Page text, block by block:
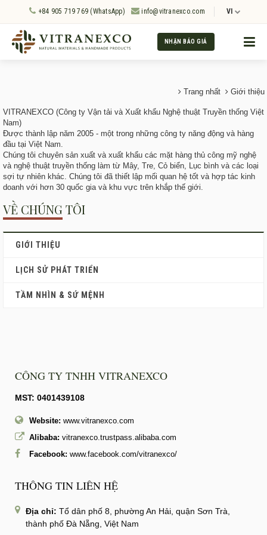
+84 905 719 769 (WhatsApp) info@vitranexco.com VI
NHẬN BÁO GIÁ
Trang nhất Giới thiệu
VITRANEXCO (Công ty Vận tải và Xuất khẩu Nghệ thuật Truyền thống Việt
Nam)
Được thành lập năm 2005 - một trong những công ty năng động và hàng
đầu tại Việt Nam.
Chúng tôi chuyên sản xuất và xuất khẩu các mặt hàng thủ công mỹ nghệ
và nghệ thuật truyền thống làm từ Mây, Tre, Cỏ biển, Lục bình và các loại
sợi tự nhiên khác. Chúng tôi đã thiết lập mối quan hệ tốt và hợp tác kinh
doanh với hơn 30 quốc gia và khu vực trên khắp thế giới.
VỀ CHÚNG TÔI
GIỚI THIỆU
LỊCH SỬ PHÁT TRIỂN
TẦM NHÌN & SỨ MỆNH
CÔNG TY TNHH VITRANEXCO
MST: 0401439108
Website: www.vitranexco.com
Alibaba: vitranexco.trustpass.alibaba.com
Facebook: www.facebook.com/vitranexco/
THÔNG TIN LIÊN HỆ
Địa chỉ: Tổ dân phố 8, phường An Hải, quận Sơn Trà,
thành phố Đà Nẵng, Việt Nam